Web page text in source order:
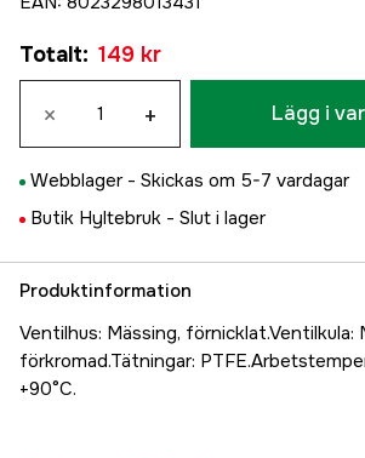
Totalt: 149 kr
× + Lägg i
Webblager - Skickas om 5-7 vardagar
Butik Hyltebruk - Slut i lager
Produktinformation
Ventilhus: Mässing, förnicklat.Ventilkula:
förkromad.Tätningar:
+90°C.